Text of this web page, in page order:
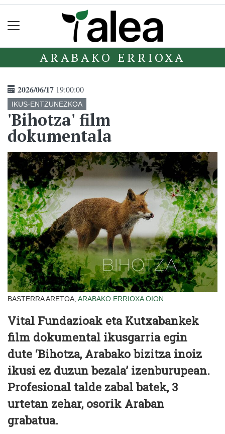
ARABAKO ERRIOXA
2026/06/17 19:00:00
IKUS-ENTZUNEZKOA
'Bihotza' film
dokumentala
BASTERRA ARETOA, ARABAKO ERRIOXA OION
Vital Fundazioak eta Kutxabankek
film dokumental ikusgarria egin
dute ‘Bihotza, Arabako bizitza inoiz
ikusi ez duzun bezala’ izenburupean.
Profesional talde zabal batek, 3
urtetan zehar, osorik Araban
grabatua.